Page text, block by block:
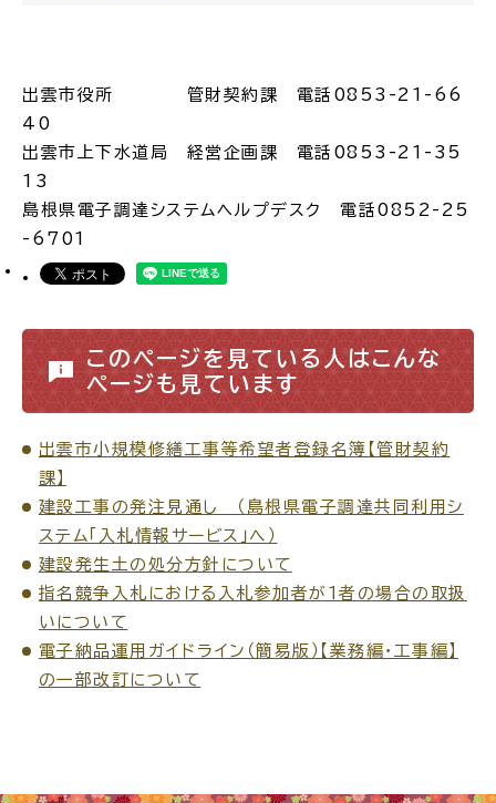
出雲市役所 管財契約課 電話0853-21-66
40
出雲市上下水道局 経営企画課 電話0853-21-35
13
島根県電子調達システムヘルプデスク 電話0852-25
-6701
このページを見ている人はこんな
ページも見ています
出雲市小規模修繕工事等希望者登録名簿【管財契約
課】
建設工事の発注見通し （島根県電子調達共同利用シ
ステム「入札情報サービス」へ）
建設発生土の処分方針について
指名競争入札における入札参加者が１者の場合の取扱
いについて
電子納品運用ガイドライン（簡易版）【業務編・工事編】
の一部改訂について